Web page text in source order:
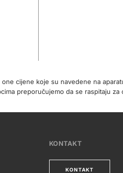
cijene koje su navedene na
preporučujemo da se raspitaju
KONTAKT
KONTAKT